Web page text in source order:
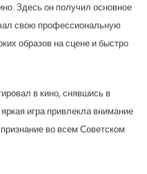
Здесь он получил основное
свою профессиональную
образов на сцене и быстро
в кино, снявшись в
игра привлекла внимание
во всем Советском